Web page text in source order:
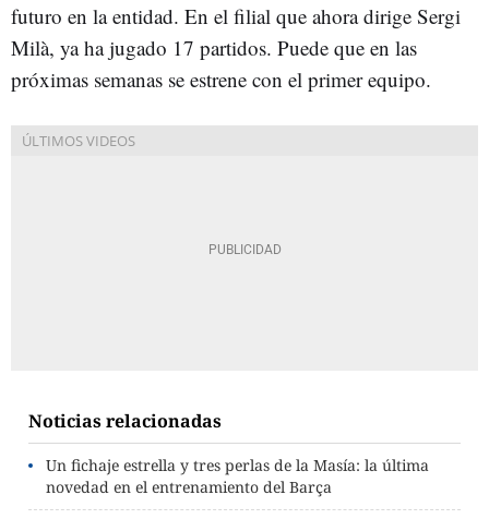
futuro en la entidad. En el filial que ahora dirige Sergi
Milà, ya ha jugado 17 partidos. Puede que en las
próximas semanas se estrene con el primer equipo.
Noticias relacionadas
Un fichaje estrella y tres perlas de la Masía: la última
novedad en el entrenamiento del Barça